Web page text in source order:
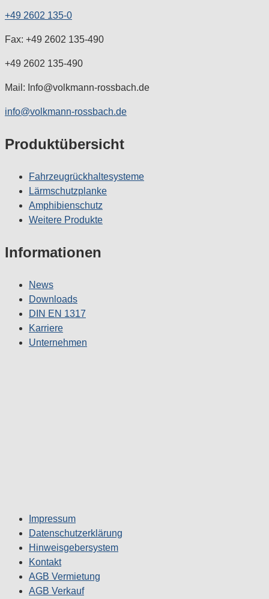
+49 2602 135-0
Fax: +49 2602 135-490
+49 2602 135-490
Mail: Info@volkmann-rossbach.de
info@volkmann-rossbach.de
Produktübersicht
Fahrzeugrückhaltesysteme
Lärmschutzplanke
Amphibienschutz
Weitere Produkte
Informationen
News
Downloads
DIN EN 1317
Karriere
Unternehmen
Impressum
Datenschutzerklärung
Hinweisgebersystem
Kontakt
AGB Vermietung
AGB Verkauf